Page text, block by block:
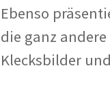
Ebenso
die ganz
Klecksbilder